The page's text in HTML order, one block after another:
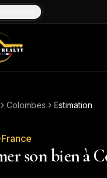
Colombes Estimation
son bien à